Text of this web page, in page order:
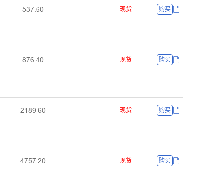
œŁƚŤƧř 现货 购买
ȬƚƧŤȂř 现货 购买
ſǝȬůŤƧř 现货 购买
ȂƚœƚŤſř 现货 购买